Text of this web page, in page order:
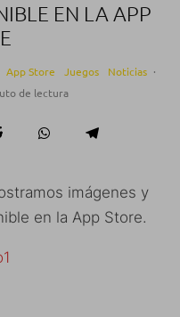
EN LA APP
App Store Juegos Noticias ·
de lectura
imágenes y
en la App Store.